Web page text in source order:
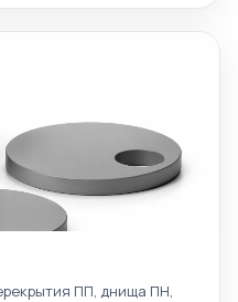
ПП, днища ПН,